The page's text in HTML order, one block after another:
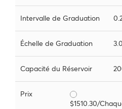
Intervalle de Graduation
Échelle de Graduation
Capacité du Réservoir
Prix
$1510.30/